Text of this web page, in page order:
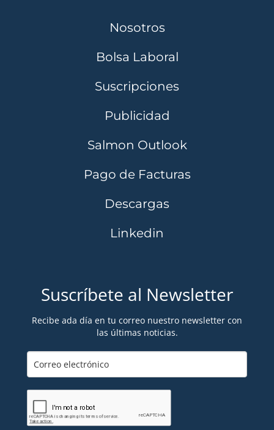
Nosotros
Bolsa Laboral
Suscripciones
Publicidad
Salmon Outlook
Pago de Facturas
Descargas
Linkedin
Suscríbete al Newsletter
Recibe ada día en tu correo nuestro newsletter con
las últimas noticias.